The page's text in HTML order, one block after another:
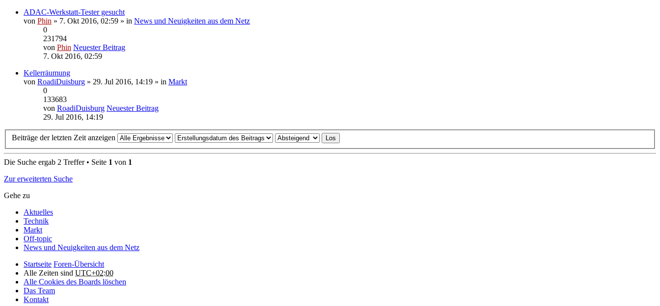
ADAC-Werkstatt-Tester gesucht
von Phin » 7. Okt 2016, 02:59 » in News und Neuigkeiten aus dem Netz
0
231794
von Phin Neuester Beitrag
7. Okt 2016, 02:59
Kellerräumung
von RoadiDuisburg » 29. Jul 2016, 14:19 » in Markt
0
133683
von RoadiDuisburg Neuester Beitrag
29. Jul 2016, 14:19
Beiträge der letzten Zeit anzeigen
Die Suche ergab 2 Treffer • Seite 1 von 1
Zur erweiterten Suche
Gehe zu
Aktuelles
Technik
Markt
Off-topic
News und Neuigkeiten aus dem Netz
Startseite Foren-Übersicht
Alle Zeiten sind UTC+02:00
Alle Cookies des Boards löschen
Das Team
Kontakt